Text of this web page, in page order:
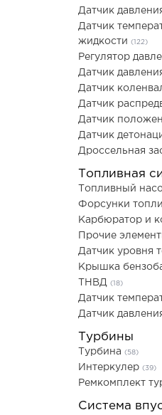
Датчик
Датчик
жидкости (122)
Регулятор
Датчик
Датчик
Датчик
Датчик
Датчик
Дроссельная
Топливная
Топливный
Форсунки
Карбюратор и
Прочие
Датчик уровня
Крышка
ТНВД (18)
Датчик
Датчик
Турбины
Турбина (58)
Интеркулер (39)
Ремкомплект
Система